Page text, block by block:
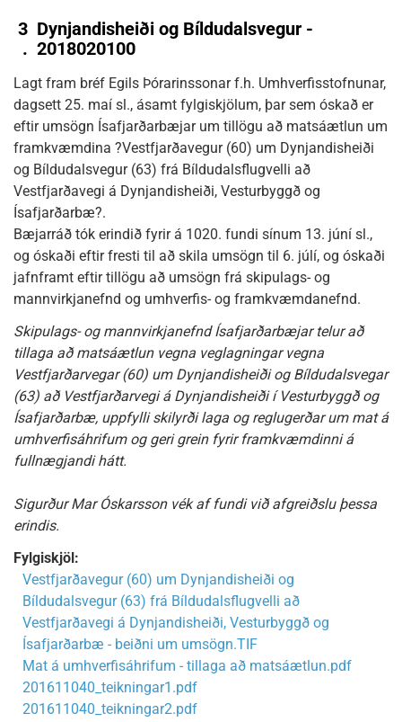
3
.
Dynjandisheiði og Bíldudalsvegur -
2018020100
Lagt fram bréf Egils Þórarinssonar f.h. Umhverfisstofnunar,
dagsett 25. maí sl., ásamt fylgiskjölum, þar sem óskað er
eftir umsögn Ísafjarðarbæjar um tillögu að matsáætlun um
framkvæmdina ?Vestfjarðavegur (60) um Dynjandisheiði
og Bíldudalsvegur (63) frá Bíldudalsflugvelli að
Vestfjarðavegi á Dynjandisheiði, Vesturbyggð og
Ísafjarðarbæ?.
Bæjarráð tók erindið fyrir á 1020. fundi sínum 13. júní sl.,
og óskaði eftir fresti til að skila umsögn til 6. júlí, og óskaði
jafnframt eftir tillögu að umsögn frá skipulags- og
mannvirkjanefnd og umhverfis- og framkvæmdanefnd.
Skipulags- og mannvirkjanefnd Ísafjarðarbæjar telur að
tillaga að matsáætlun vegna veglagningar vegna
Vestfjarðarvegar (60) um Dynjandisheiði og Bíldudalsvegar
(63) að Vestfjarðarvegi á Dynjandisheiði í Vesturbyggð og
Ísafjarðarbæ, uppfylli skilyrði laga og reglugerðar um mat á
umhverfisáhrifum og geri grein fyrir framkvæmdinni á
fullnægjandi hátt.
Sigurður Mar Óskarsson vék af fundi við afgreiðslu þessa
erindis.
Fylgiskjöl:
Vestfjarðavegur (60) um Dynjandisheiði og
Bíldudalsvegur (63) frá Bíldudalsflugvelli að
Vestfjarðavegi á Dynjandisheiði, Vesturbyggð og
Ísafjarðarbæ - beiðni um umsögn.TIF
Mat á umhverfisáhrifum - tillaga að matsáætlun.pdf
201611040_teikningar1.pdf
201611040_teikningar2.pdf